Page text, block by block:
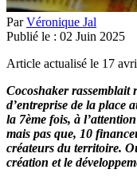
ParVéronique Jal
Publié le : 02 Juin 2025
Article actualisé le 17
Cocoshaker rassemblait
d’entreprise de la place
la 7ème fois, à
mais pas que, 10
créateurs du territoire.
création et le